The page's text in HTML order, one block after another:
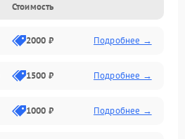
Стоимость
2000 ₽ Подробнее →
1500 ₽ Подробнее →
1000 ₽ Подробнее →